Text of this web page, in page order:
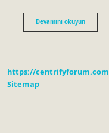
Devamını okuyunErkek
Kuşun
https://centrifyforum.com
Sitemap